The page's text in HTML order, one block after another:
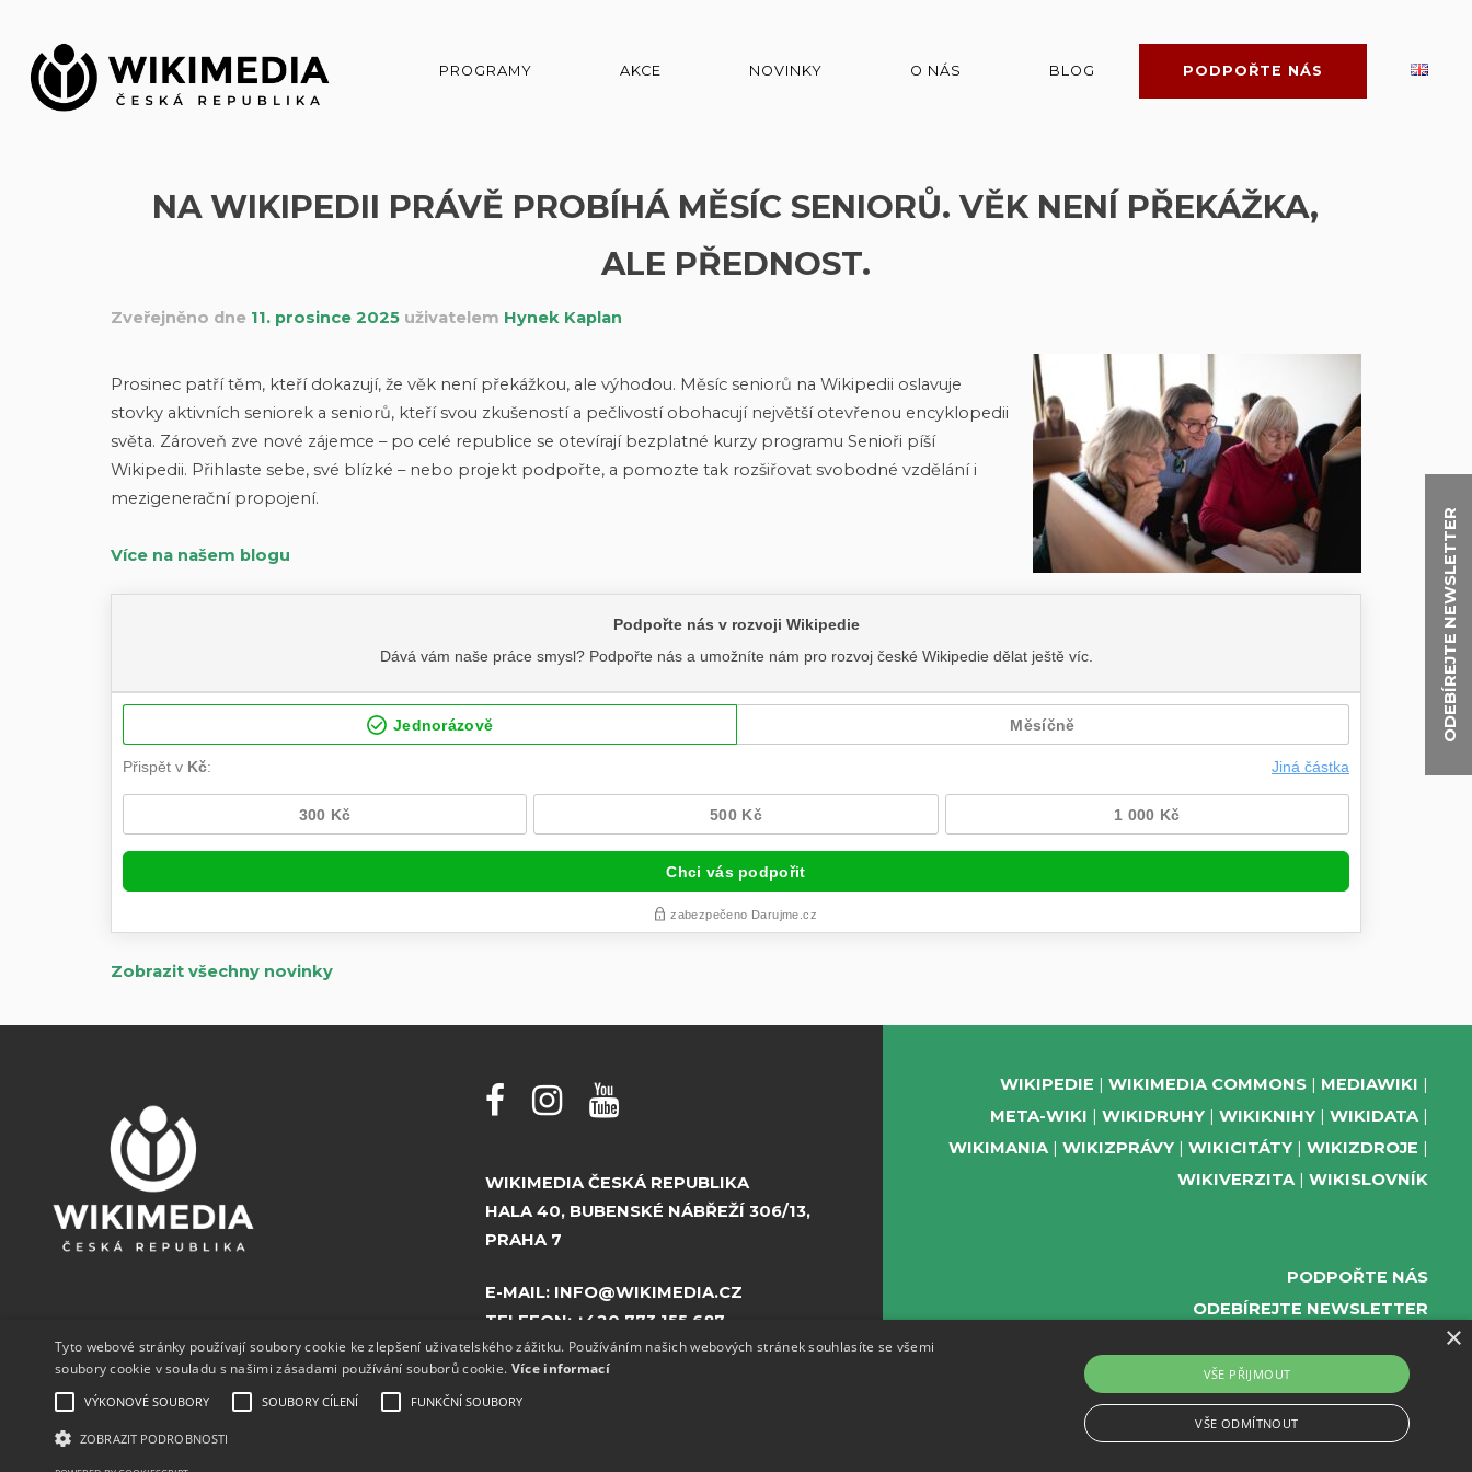
ODEBÍREJTE NEWSLETTER
obsah
PROGRAMY AKCE NOVINKY O NÁS BLOG PODPOŘTE NÁS
NA WIKIPEDII PRÁVĚ PROBÍHÁ MĚSÍC SENIORŮ. VĚK NENÍ PŘEKÁŽKA,
ALE PŘEDNOST.
Zveřejněno dne 11. prosince 2025uživatelem Hynek Kaplan
Prosinec patří těm, kteří dokazují, že věk není překážkou, ale výhodou. Měsíc seniorů na Wikipedii oslavuje
stovky aktivních seniorek a seniorů, kteří svou zkušeností a pečlivostí obohacují největší otevřenou encyklopedii
světa. Zároveň zve nové zájemce – po celé republice se otevírají bezplatné kurzy programu Senioři píší
Wikipedii. Přihlaste sebe, své blízké – nebo projekt podpořte, a pomozte tak rozšiřovat svobodné vzdělání i
mezigenerační propojení.
Více na našem blogu
Zobrazit všechny novinky
WIKIMEDIA ČESKÁ REPUBLIKA
HALA 40, BUBENSKÉ NÁBŘEŽÍ 306/13,
PRAHA 7
E-MAIL: INFO@WIKIMEDIA.CZ
TELEFON: +420 773 155 687
WIKIPEDIE WIKIMEDIA COMMONS
MEDIAWIKI
META-WIKI
WIKIDRUHY WIKIKNIHY
WIKIDATA
WIKIMANIA
WIKIZPRÁVY WIKICITÁTY
WIKIZDROJE
WIKIVERZITA
WIKISLOVNÍK
PODPOŘTE NÁS
ODEBÍREJTE NEWSLETTER
WIKIKOMPAS
REGISTRACI A PROVOZ DOMÉN A WEBHOSTINGU
POSKYTUJE ZDARMA ACTIVE 24.
×
Tyto webové stránky používají soubory cookie ke zlepšení uživatelského zážitku. Používáním našich webových stránek souhlasíte se všemi
soubory cookie v souladu s našimi zásadami používání souborů cookie. Více informací
VÝKONOVÉ SOUBORY SOUBORY CÍLENÍ FUNKČNÍ SOUBORY
ZOBRAZIT PODROBNOSTI
VŠE PŘIJMOUT
VŠE ODMÍTNOUT